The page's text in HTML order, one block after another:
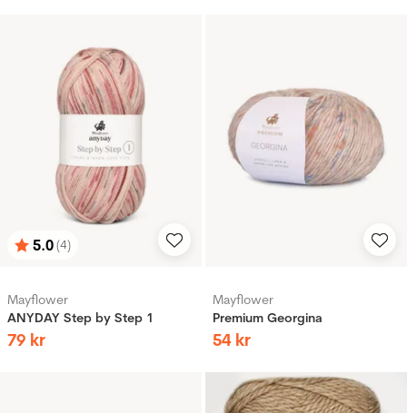
Betyg:
5.0(4)
utav 5 stjärnor
Mayflower
ANYDAY Step by Step 1
79 kr
Mayflower
Premium Georgina
54 kr